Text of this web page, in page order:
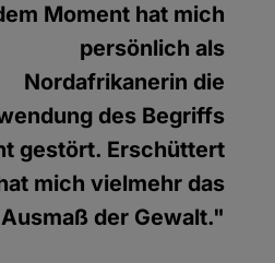
Moment hat mich
persönlich als
Nordafrikanerin die
des Begriffs
gestört. Erschüttert
mich vielmehr das
Ausmaß der Gewalt."